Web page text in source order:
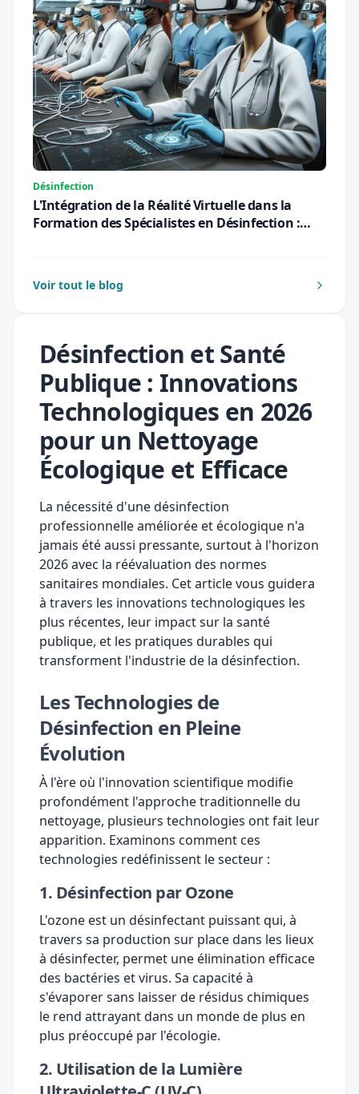
Désinfection
L'Intégration de la Réalité Virtuelle dans la
Formation des Spécialistes en Désinfection :
Voir tout le blog
Désinfection et Santé
Publique : Innovations
Technologiques en 2026
pour un Nettoyage
Écologique et Efficace
La nécessité d'une désinfection
professionnelle améliorée et écologique n'a
jamais été aussi pressante, surtout à l'horizon
2026 avec la réévaluation des normes
sanitaires mondiales. Cet article vous guidera
à travers les innovations technologiques les
plus récentes, leur impact sur la santé
publique, et les pratiques durables qui
transforment l'industrie de la désinfection.
Les Technologies de
Désinfection en Pleine
Évolution
À l'ère où l'innovation scientifique modifie
profondément l'approche traditionnelle du
nettoyage, plusieurs technologies ont fait leur
apparition. Examinons comment ces
technologies redéfinissent le secteur :
1. Désinfection par Ozone
L'ozone est un désinfectant puissant qui, à
travers sa production sur place dans les lieux
à désinfecter, permet une élimination efficace
des bactéries et virus. Sa capacité à
s'évaporer sans laisser de résidus chimiques
le rend attrayant dans un monde de plus en
plus préoccupé par l'écologie.
2. Utilisation de la Lumière